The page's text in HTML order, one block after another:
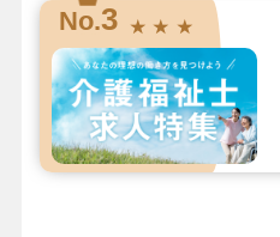
No.3 ★ ★ ★